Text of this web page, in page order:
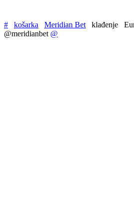
# košarka Meridian Bet klađenje
@meridianbet @